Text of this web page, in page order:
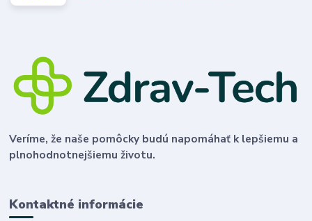
Veríme, že naše pomôcky budú napomáhať k lepšiemu a
plnohodnotnejšiemu životu.
Kontaktné informácie